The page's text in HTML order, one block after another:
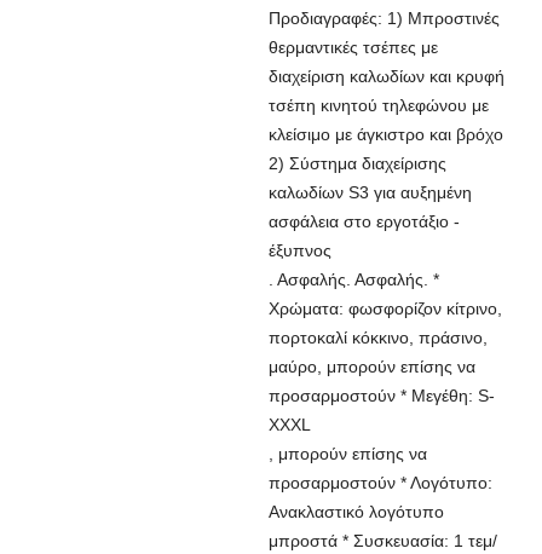
Προδιαγραφές: 1) Μπροστινές
θερμαντικές τσέπες με
διαχείριση καλωδίων και κρυφή
τσέπη κινητού τηλεφώνου με
κλείσιμο με άγκιστρο και βρόχο
2) Σύστημα διαχείρισης
καλωδίων S3 για αυξημένη
ασφάλεια στο εργοτάξιο -
έξυπνος
. Ασφαλής. Ασφαλής. *
Χρώματα: φωσφορίζον κίτρινο,
πορτοκαλί κόκκινο, πράσινο,
μαύρο, μπορούν επίσης να
προσαρμοστούν * Μεγέθη: S-
XXXL
, μπορούν επίσης να
προσαρμοστούν * Λογότυπο:
Ανακλαστικό λογότυπο
μπροστά * Συσκευασία: 1 τεμ/